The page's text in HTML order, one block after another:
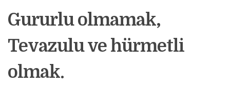
Gururlu olmamak,
Tevazulu ve hürmetli
olmak.